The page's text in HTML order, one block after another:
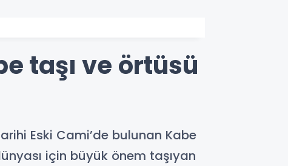
taşı ve örtüsü
Eski Cami’de bulunan Kabe
için büyük önem taşıyan